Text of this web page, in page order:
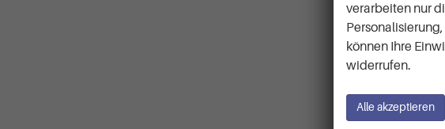
Fahrzeugnr. 62810
Kraftstoff Benzin
Leistung 140 kW (190 PS)
verarbeiten nur
können Ihre
widerrufen.
Alle akzeptieren